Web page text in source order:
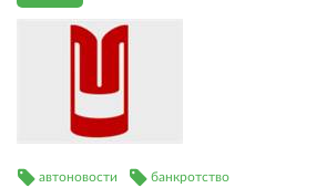
автоновости банкротство